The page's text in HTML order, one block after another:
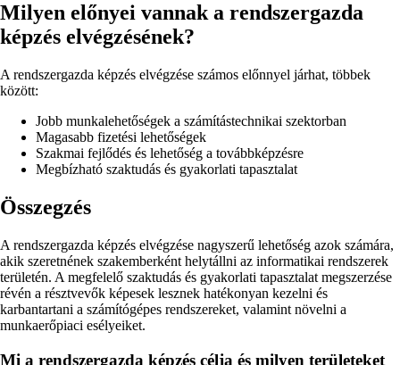
Milyen előnyei vannak a rendszergazda
képzés elvégzésének?
A rendszergazda képzés elvégzése számos előnnyel járhat, többek
között:
Jobb munkalehetőségek a számítástechnikai szektorban
Magasabb fizetési lehetőségek
Szakmai fejlődés és lehetőség a továbbképzésre
Megbízható szaktudás és gyakorlati tapasztalat
Összegzés
A rendszergazda képzés elvégzése nagyszerű lehetőség azok számára,
akik szeretnének szakemberként helytállni az informatikai rendszerek
területén. A megfelelő szaktudás és gyakorlati tapasztalat megszerzése
révén a résztvevők képesek lesznek hatékonyan kezelni és
karbantartani a számítógépes rendszereket, valamint növelni a
munkaerőpiaci esélyeiket.
Mi a rendszergazda képzés célja és milyen területeket